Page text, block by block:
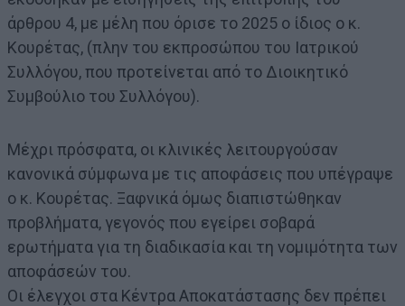
άρθρου 4, με μέλη που όρισε το 2025 ο ίδιος ο κ.
Κουρέτας, (πλην του εκπροσώπου του Ιατρικού
Συλλόγου, που προτείνεται από το Διοικητικό
Συμβούλιο του Συλλόγου).
Μέχρι πρόσφατα, οι κλινικές λειτουργούσαν
κανονικά σύμφωνα με τις αποφάσεις που υπέγραψε
ο κ. Κουρέτας. Ξαφνικά όμως διαπιστώθηκαν
προβλήματα, γεγονός που εγείρει σοβαρά
ερωτήματα για τη διαδικασία και τη νομιμότητα των
αποφάσεών του.
Οι έλεγχοι στα Κέντρα Αποκατάστασης δεν πρέπει